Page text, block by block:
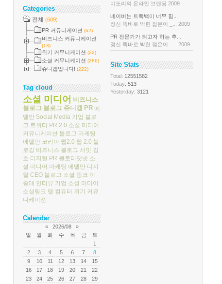
Categories
전체 (609)
PR 커뮤니케이션 (62)
비즈니스 커뮤니케이션
(13)
위기 커뮤니케이션 (22)
소셜 커뮤니케이션 (286)
쥬니캡입니다! (222)
Tag cloud
소셜 미디어 비즈니스
블로그 블로그 쥬니캡 PR 에
델만 Social Media 기업 블로
그 트위터 PR 2.0 소셜 미디어
커뮤니케이션 블로그 마케팅
에델만 코리아 웹2.0 웹 2.0 블
로깅 비즈니스 블로그 서밋 김
호 디지털 PR 블로터닷넷 소
셜 미디어 마케팅 에델만 디지
털 CEO 블로그 소셜 링크 이
중대 인터뷰 기업 소셜 미디어
소셜링크 델 컴퓨터 위기 커뮤
니케이션
Calendar
« 2026/08
»
일
월 화 수 목 금
토
1
2
3 4 5 6 7
8
9
10 11 12 13 14
15
16
17 18 19 20 21
22
23
24 25 26 27 28 29
미도리의 온라인 브랜딩 2009
네이버는 트랙백이 너무 힘...
정신 똑바로 박힌 젊은이 _... 2009
PR 전문가가 되고자 하는 후...
정신 똑바로 박힌 젊은이 _... 2009
Site Stats
Total: 12551582
Today: 513
Yesterday: 3121